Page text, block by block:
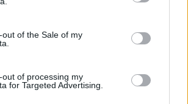
to Google and its third-party tags to
specified purposes in below Google
out of the Sale of my
out of processing my
for Targeted Advertising.
σε ορισμένες περιπτώσεις